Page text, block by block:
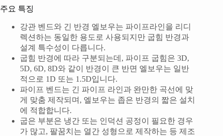
주요 특징
강관 벤드와 긴 반경 엘보우는 파이프라인을 리디
렉션하는 동일한 용도로 사용되지만 굽힘 반경과
설계 특수성이 다릅니다.
굽힘 반경에 따라 구분되는데, 파이프 굽힘은 3D,
5D, 6D, 8D와 같이 반경이 큰 반면 엘보우는 일반
적으로 1D 또는 1.5D입니다.
파이프 벤드는 긴 파이프 라인과 완만한 곡선에 맞
게 맞춤 제작되며, 엘보우는 좁은 반경의 짧은 설치
에 적합합니다.
굽은 부분은 냉간 또는 인덕션 공정이 필요한 경우
가 많고, 팔꿈치는 열간 성형으로 제작하는 등 제조